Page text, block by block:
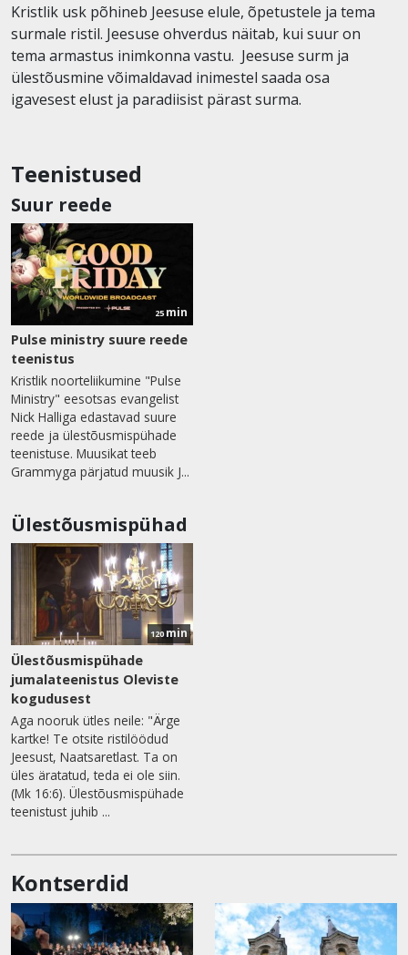
Kristlik usk põhineb Jeesuse elule, õpetustele ja tema
surmale ristil. Jeesuse ohverdus näitab, kui suur on
tema armastus inimkonna vastu. Jeesuse surm ja
ülestõusmine võimaldavad inimestel saada osa
igavesest elust ja paradiisist pärast surma.
Teenistused
Suur reede
25 min
Pulse ministry suure reede
teenistus
Kristlik noorteliikumine "Pulse
Ministry" eesotsas evangelist
Nick Halliga edastavad suure
reede ja ülestõusmispühade
teenistuse. Muusikat teeb
Grammyga pärjatud muusik J...
Ülestõusmispühad
120 min
Ülestõusmispühade
jumalateenistus Oleviste
kogudusest
Aga nooruk ütles neile: "Ärge
kartke! Te otsite ristilöödud
Jeesust, Naatsaretlast. Ta on
üles äratatud, teda ei ole siin.
(Mk 16:6). Ülestõusmispühade
teenistust juhib ...
Kontserdid